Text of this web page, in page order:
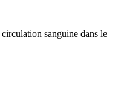
sanguine dans le